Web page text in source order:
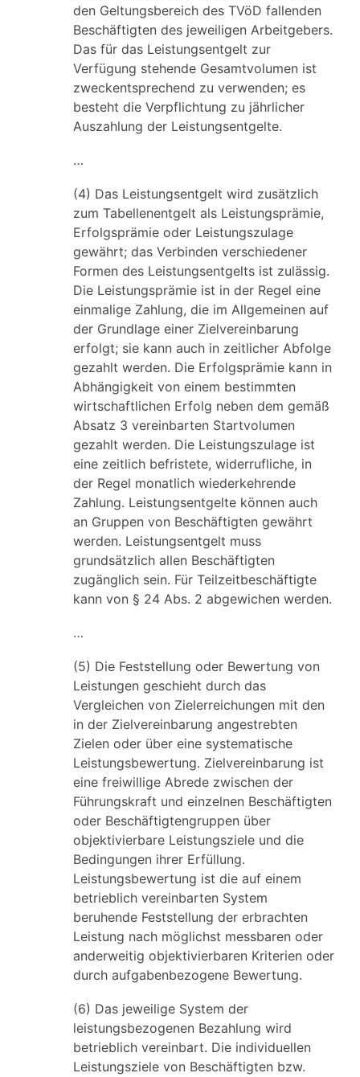
den Geltungsbereich des TVöD fallenden
Beschäftigten des jeweiligen Arbeitgebers.
Das für das Leistungsentgelt zur
Verfügung stehende Gesamtvolumen ist
zweckentsprechend zu verwenden; es
besteht die Verpflichtung zu jährlicher
Auszahlung der Leistungsentgelte.
…
(4) Das Leistungsentgelt wird zusätzlich
zum Tabellenentgelt als Leistungsprämie,
Erfolgsprämie oder Leistungszulage
gewährt; das Verbinden verschiedener
Formen des Leistungsentgelts ist zulässig.
Die Leistungsprämie ist in der Regel eine
einmalige Zahlung, die im Allgemeinen auf
der Grundlage einer Zielvereinbarung
erfolgt; sie kann auch in zeitlicher Abfolge
gezahlt werden. Die Erfolgsprämie kann in
Abhängigkeit von einem bestimmten
wirtschaftlichen Erfolg neben dem gemäß
Absatz 3 vereinbarten Startvolumen
gezahlt werden. Die Leistungszulage ist
eine zeitlich befristete, widerrufliche, in
der Regel monatlich wiederkehrende
Zahlung. Leistungsentgelte können auch
an Gruppen von Beschäftigten gewährt
werden. Leistungsentgelt muss
grundsätzlich allen Beschäftigten
zugänglich sein. Für Teilzeitbeschäftigte
kann von § 24 Abs. 2 abgewichen werden.
…
(5) Die Feststellung oder Bewertung von
Leistungen geschieht durch das
Vergleichen von Zielerreichungen mit den
in der Zielvereinbarung angestrebten
Zielen oder über eine systematische
Leistungsbewertung. Zielvereinbarung ist
eine freiwillige Abrede zwischen der
Führungskraft und einzelnen Beschäftigten
oder Beschäftigtengruppen über
objektivierbare Leistungsziele und die
Bedingungen ihrer Erfüllung.
Leistungsbewertung ist die auf einem
betrieblich vereinbarten System
beruhende Feststellung der erbrachten
Leistung nach möglichst messbaren oder
anderweitig objektivierbaren Kriterien oder
durch aufgabenbezogene Bewertung.
(6) Das jeweilige System der
leistungsbezogenen Bezahlung wird
betrieblich vereinbart. Die individuellen
Leistungsziele von Beschäftigten bzw.